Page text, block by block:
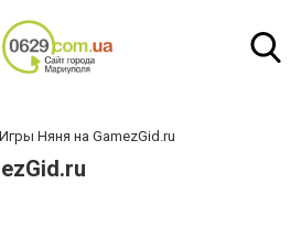
Игры Няня на GamezGid.ru